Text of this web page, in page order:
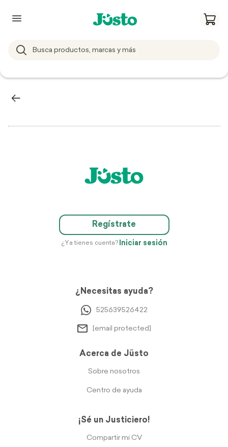
Regístrate
¿Ya tienes cuenta? Iniciar sesión
¿Necesitas ayuda?
525639526422
[email protected]
Acerca de Jüsto
Sobre nosotros
Centro de ayuda
¡Sé un Justiciero!
Compartir mi CV